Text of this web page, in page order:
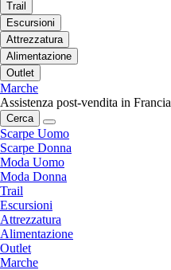
Trail
Escursioni
Attrezzatura
Alimentazione
Outlet
Marche
Assistenza post-vendita in Francia
Cerca
Scarpe Uomo
Scarpe Donna
Moda Uomo
Moda Donna
Trail
Escursioni
Attrezzatura
Alimentazione
Outlet
Marche